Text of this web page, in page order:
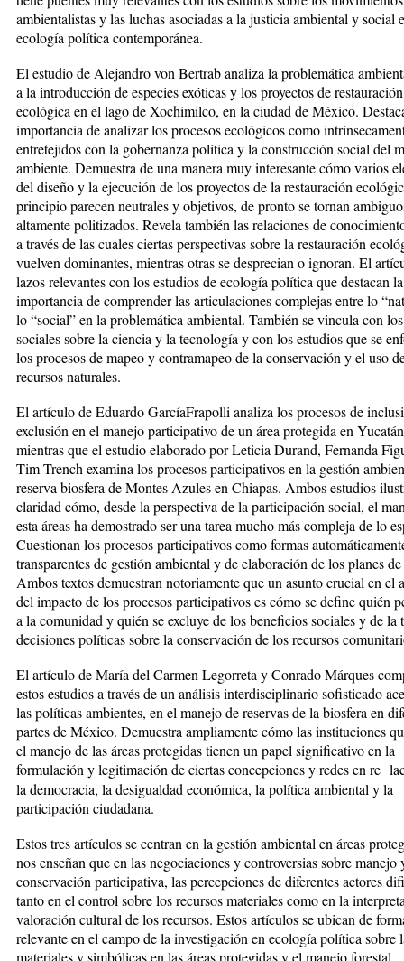
ambientalistas y las luchas asociadas a la justicia ambiental y social
ecología política contemporánea.
El estudio de Alejandro von Bertrab analiza la problemática
a la introducción de especies exóticas y los proyectos de restauración
ecológica en el lago de Xochimilco, en la ciudad de México.
importancia de analizar los procesos ecológicos como
entretejidos con la gobernanza política y la construcción social del
ambiente. Demuestra de una manera muy interesante cómo varios
del diseño y la ejecución de los proyectos de la restauración
principio parecen neutrales y objetivos, de pronto se tornan
altamente politizados. Revela también las relaciones de
a través de las cuales ciertas perspectivas sobre la restauración
vuelven dominantes, mientras otras se desprecian o ignoran. El
lazos relevantes con los estudios de ecología política que destacan la
importancia de comprender las articulaciones complejas entre lo
lo “social” en la problemática ambiental. También se vincula con
sociales sobre la ciencia y la tecnología y con los estudios que se
los procesos de mapeo y contramapeo de la conservación y el uso
recursos naturales.
El artículo de Eduardo GarcíaFrapolli analiza los procesos de
exclusión en el manejo participativo de un área protegida en
mientras que el estudio elaborado por Leticia Durand, Fernanda
Tim Trench examina los procesos participativos en la gestión
reserva biosfera de Montes Azules en Chiapas. Ambos estudios
claridad cómo, desde la perspectiva de la participación social, el
esta áreas ha demostrado ser una tarea mucho más compleja de lo
Cuestionan los procesos participativos como formas
transparentes de gestión ambiental y de elaboración de los planes
Ambos textos demuestran notoriamente que un asunto crucial en el
del impacto de los procesos participativos es cómo se define quién
a la comunidad y quién se excluye de los beneficios sociales y de la
decisiones políticas sobre la conservación de los recursos
El artículo de María del Carmen Legorreta y Conrado Márques
estos estudios a través de un análisis interdisciplinario sofisticado
las políticas ambientes, en el manejo de reservas de la biosfera en
partes de México. Demuestra ampliamente cómo las instituciones
el manejo de las áreas protegidas tienen un papel significativo en la
formulación y legitimación de ciertas concepciones y redes en re
la democracia, la desigualdad económica, la política ambiental y la
participación ciudadana.
Estos tres artículos se centran en la gestión ambiental en áreas
nos enseñan que en las negociaciones y controversias sobre manejo
conservación participativa, las percepciones de diferentes actores
tanto en el control sobre los recursos materiales como en la
valoración cultural de los recursos. Estos artículos se ubican de
relevante en el campo de la investigación en ecología política sobre
materiales y simbólicas en las áreas protegidas y el manejo forestal